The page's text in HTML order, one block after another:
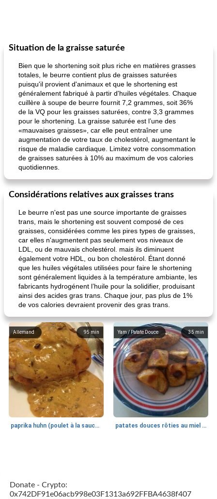
Situation de la graisse saturée
Bien que le shortening soit plus riche en matières grasses
totales, le beurre contient plus de graisses saturées
puisqu'il provient d'animaux et que le shortening est
généralement fabriqué à partir d'huiles végétales. Chaque
cuillère à soupe de beurre fournit 7,2 grammes, soit 36%
de la VQ pour les graisses saturées, contre 3,3 grammes
pour le shortening. La graisse saturée est l’une des
«mauvaises graisses», car elle peut entraîner une
augmentation de votre taux de cholestérol, augmentant le
risque de maladie cardiaque. Limitez votre consommation
de graisses saturées à 10% au maximum de vos calories
quotidiennes.
Considérations relatives aux graisses trans
Le beurre n'est pas une source importante de graisses
trans, mais le shortening est souvent composé de ces
graisses, considérées comme les pires types de graisses,
car elles n'augmentent pas seulement vos niveaux de
LDL, ou de mauvais cholestérol. mais ils diminuent
également votre HDL, ou bon cholestérol. Étant donné
que les huiles végétales utilisées pour faire le shortening
sont généralement liquides à la température ambiante, les
fabricants hydrogénent l’huile pour la solidifier, produisant
ainsi des acides gras trans. Chaque jour, pas plus de 1%
de vos calories devraient provenir des gras trans.
95 min
Allemand
paprika huhn (poulet à la sauce paprika).
35 min
Yam / Patate Douce
patates douces rôties au miel / kumara
Donate - Crypto:
0x742DF91e06acb998e03F1313a692FFBA4638f407